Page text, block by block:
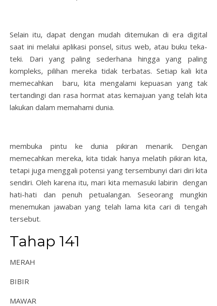
Selain itu, dapat dengan mudah ditemukan di era digital
saat ini melalui aplikasi ponsel, situs web, atau buku teka-
teki. Dari yang paling sederhana hingga yang paling
kompleks, pilihan mereka tidak terbatas. Setiap kali kita
memecahkan baru, kita mengalami kepuasan yang tak
tertandingi dan rasa hormat atas kemajuan yang telah kita
lakukan dalam memahami dunia.
membuka pintu ke dunia pikiran menarik. Dengan
memecahkan mereka, kita tidak hanya melatih pikiran kita,
tetapi juga menggali potensi yang tersembunyi dari diri kita
sendiri. Oleh karena itu, mari kita memasuki labirin dengan
hati-hati dan penuh petualangan. Seseorang mungkin
menemukan jawaban yang telah lama kita cari di tengah
tersebut.
Tahap 141
MERAH
BIBIR
MAWAR